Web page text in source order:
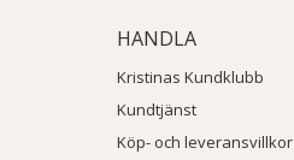
HANDLA
Kristinas Kundklubb
Kundtjänst
Köp- och leveransvillkor